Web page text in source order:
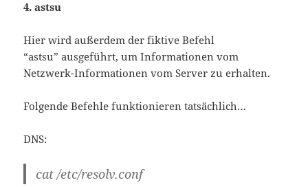
4. astsu
Hier wird außerdem der fiktive Befehl
“astsu” ausgeführt, um Informationen vom
Netzwerk-Informationen vom Server zu erhalten.
Folgende Befehle funktionieren tatsächlich…
DNS:
cat /etc/resolv.conf